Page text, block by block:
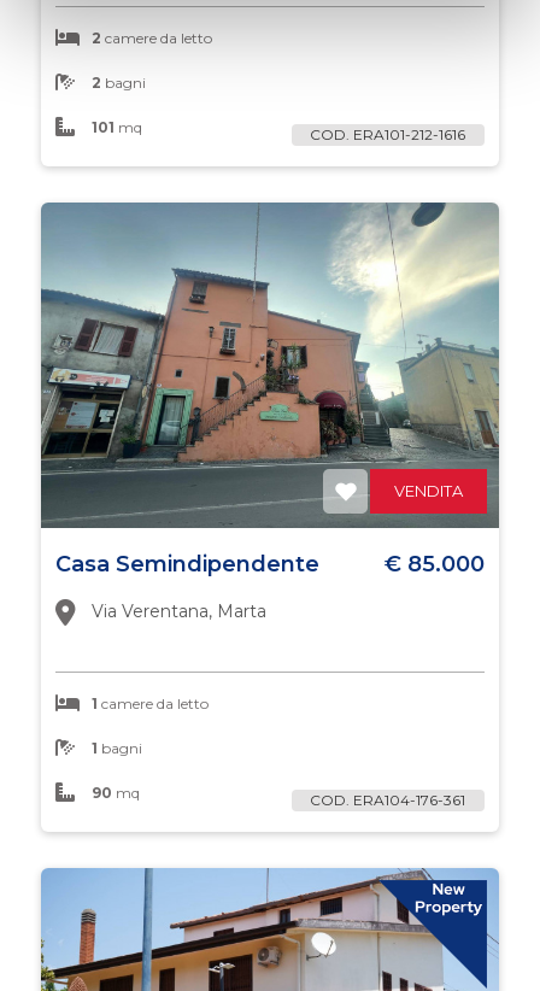
2camere da letto
2 bagni
101 mq COD. ERA101-212-1616
VENDITA
Casa Semindipendente € 85.000
Via Verentana, Marta
1camere da letto
1 bagni
90 mq COD. ERA104-176-361